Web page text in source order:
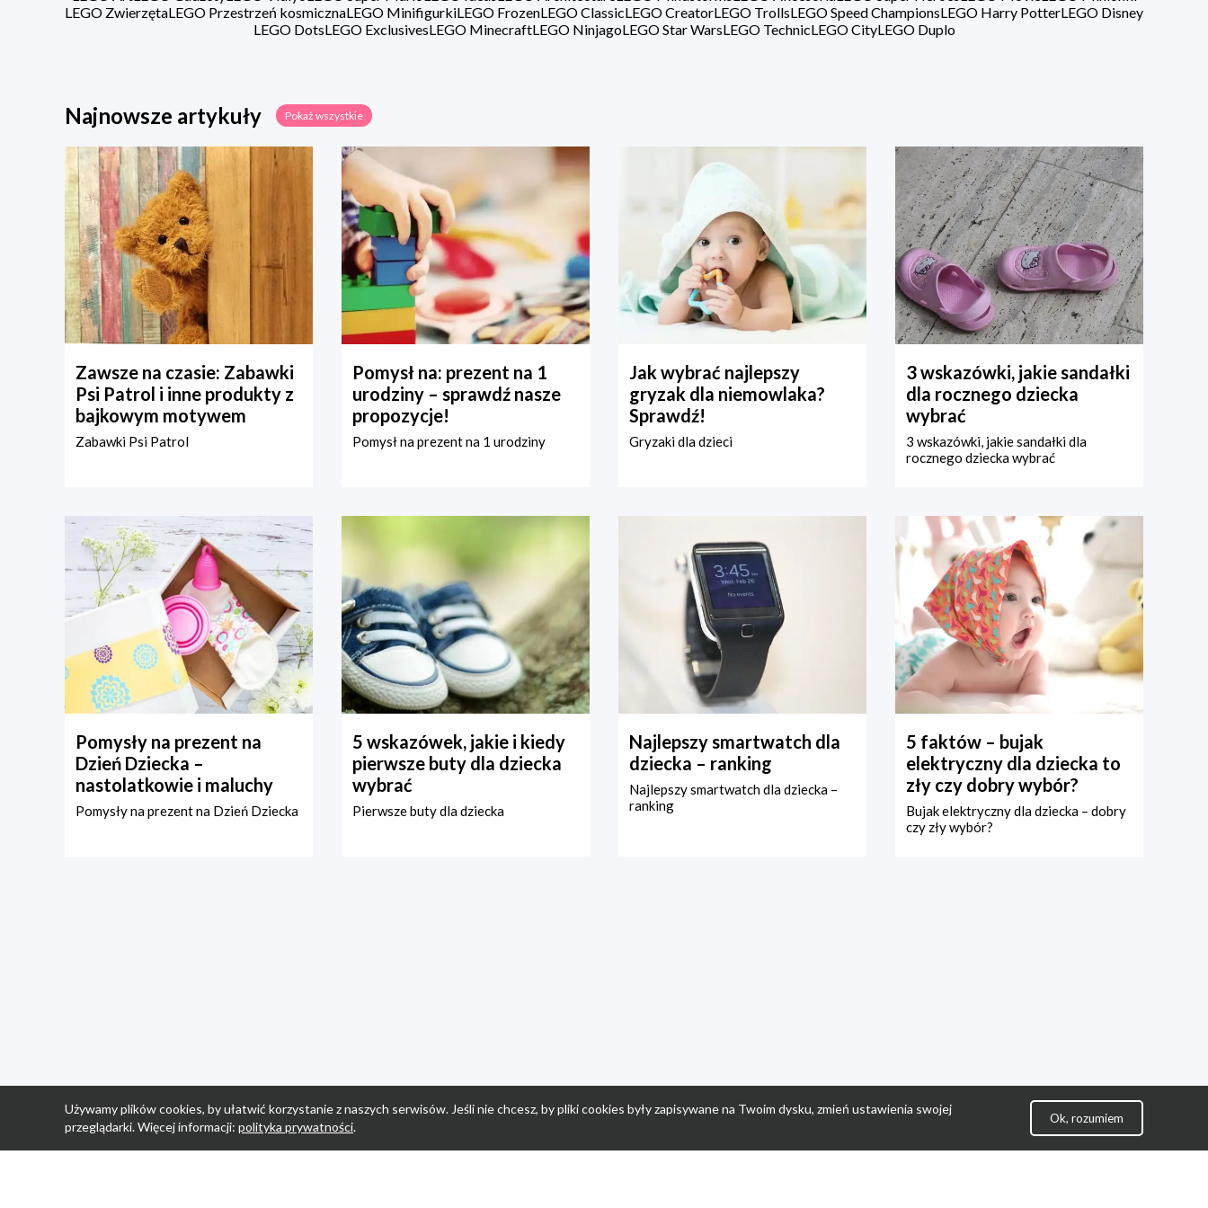
LEGO ZwierzętaLEGO Przestrzeń kosmicznaLEGO MinifigurkiLEGO FrozenLEGO ClassicLEGO CreatorLEGO TrollsLEGO Speed ChampionsLEGO Harry PotterLEGO Disney
LEGO DotsLEGO ExclusivesLEGO MinecraftLEGO NinjagoLEGO Star WarsLEGO TechnicLEGO CityLEGO Duplo
Najnowsze artykuły Pokaż wszystkie
Zawsze na czasie: Zabawki
Psi Patrol i inne produkty z
bajkowym motywem
Zabawki Psi Patrol
Pomysł na: prezent na 1
urodziny – sprawdź nasze
propozycje!
Pomysł na prezent na 1 urodziny
Jak wybrać najlepszy
gryzak dla niemowlaka?
Sprawdź!
Gryzaki dla dzieci
3 wskazówki, jakie sandałki
dla rocznego dziecka
wybrać
3 wskazówki, jakie sandałki dla
rocznego dziecka wybrać
Pomysły na prezent na
Dzień Dziecka –
nastolatkowie i maluchy
Pomysły na prezent na Dzień Dziecka
5 wskazówek, jakie i kiedy
pierwsze buty dla dziecka
wybrać
Pierwsze buty dla dziecka
Najlepszy smartwatch dla
dziecka – ranking
Najlepszy smartwatch dla dziecka –
ranking
5 faktów – bujak
elektryczny dla dziecka to
zły czy dobry wybór?
Bujak elektryczny dla dziecka – dobry
czy zły wybór?
Używamy plików cookies, by ułatwić korzystanie z naszych serwisów. Jeśli nie chcesz, by pliki cookies były zapisywane na Twoim dysku, zmień ustawienia swojej
przeglądarki. Więcej informacji: polityka prywatności.
Ok, rozumiem